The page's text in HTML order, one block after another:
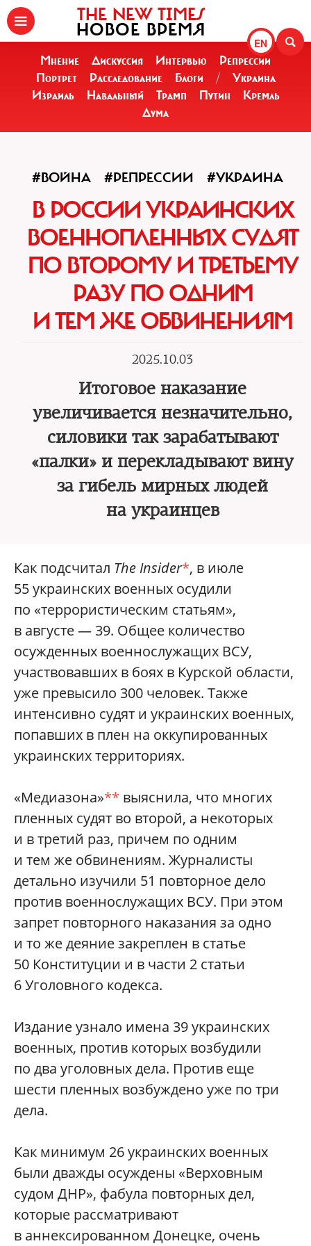
EN
THE NEW TIMES
НОВОЕ ВРЕМЯ
Мнение Дискуссия Интервью
Репрессии
Портрет
Расследование Блоги /
Украина
Израиль
Навальный Трамп Путин
Кремль
Дума
#ВОЙНА #РЕПРЕССИИ #УКРАИНА
В РОССИИ УКРАИНСКИХ
ВОЕННОПЛЕННЫХ СУДЯТ
ПО ВТОРОМУ И ТРЕТЬЕМУ
РАЗУ ПО ОДНИМ
И ТЕМ ЖЕ ОБВИНЕНИЯМ
2025.10.03
Итоговое наказание
увеличивается незначительно,
силовики так зарабатывают
«палки» и перекладывают вину
за гибель мирных людей
на украинцев
Как подсчитал The Insider*, в июле
55 украинских военных осудили
по «террористическим статьям»,
в августе — 39. Общее количество
осужденных военнослужащих ВСУ,
участвовавших в боях в Курской области,
уже превысило 300 человек. Также
интенсивно судят и украинских военных,
попавших в плен на оккупированных
украинских территориях.
«Медиазона»** выяснила, что многих
пленных судят во второй, а некоторых
и в третий раз, причем по одним
и тем же обвинениям. Журналисты
детально изучили 51 повторное дело
против военнослужащих ВСУ. При этом
запрет повторного наказания за одно
и то же деяние закреплен в статье
50 Конституции и в части 2 статьи
6 Уголовного кодекса.
Издание узнало имена 39 украинских
военных, против которых возбудили
по два уголовных дела. Против еще
шести пленных возбуждено уже по три
дела.
Как минимум 26 украинских военных
были дважды осуждены «Верховным
судом ДНР», фабула повторных дел,
которые рассматривают
в аннексированном Донецке, очень